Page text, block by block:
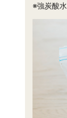
※強炭酸